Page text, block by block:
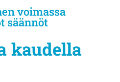
voimassa
säännöt
kaudella